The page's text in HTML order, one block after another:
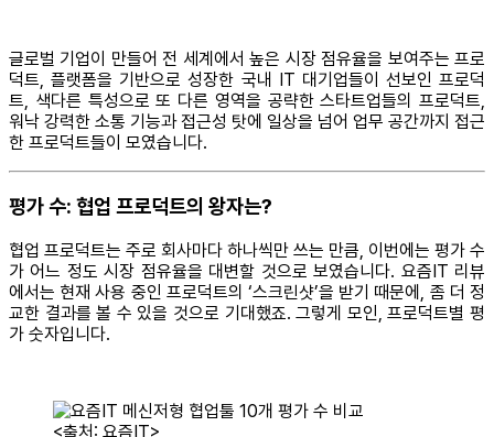
글로벌 기업이 만들어 전 세계에서 높은 시장 점유율을 보여주는 프로
덕트, 플랫폼을 기반으로 성장한 국내 IT 대기업들이 선보인 프로덕
트, 색다른 특성으로 또 다른 영역을 공략한 스타트업들의 프로덕트,
워낙 강력한 소통 기능과 접근성 탓에 일상을 넘어 업무 공간까지 접근
한 프로덕트들이 모였습니다.
평가 수: 협업 프로덕트의 왕자는?
협업 프로덕트는 주로 회사마다 하나씩만 쓰는 만큼, 이번에는 평가 수
가 어느 정도 시장 점유율을 대변할 것으로 보였습니다. 요즘IT 리뷰
에서는 현재 사용 중인 프로덕트의 ‘스크린샷’을 받기 때문에, 좀 더 정
교한 결과를 볼 수 있을 것으로 기대했죠. 그렇게 모인, 프로덕트별 평
가 숫자입니다.
<출처: 요즘IT>